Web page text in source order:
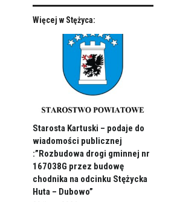
Więcej w Stężyca:
Starosta Kartuski – podaje do
wiadomości publicznej
:”Rozbudowa drogi gminnej nr
167038G przez budowę
chodnika na odcinku Stężycka
Huta – Dubowo”